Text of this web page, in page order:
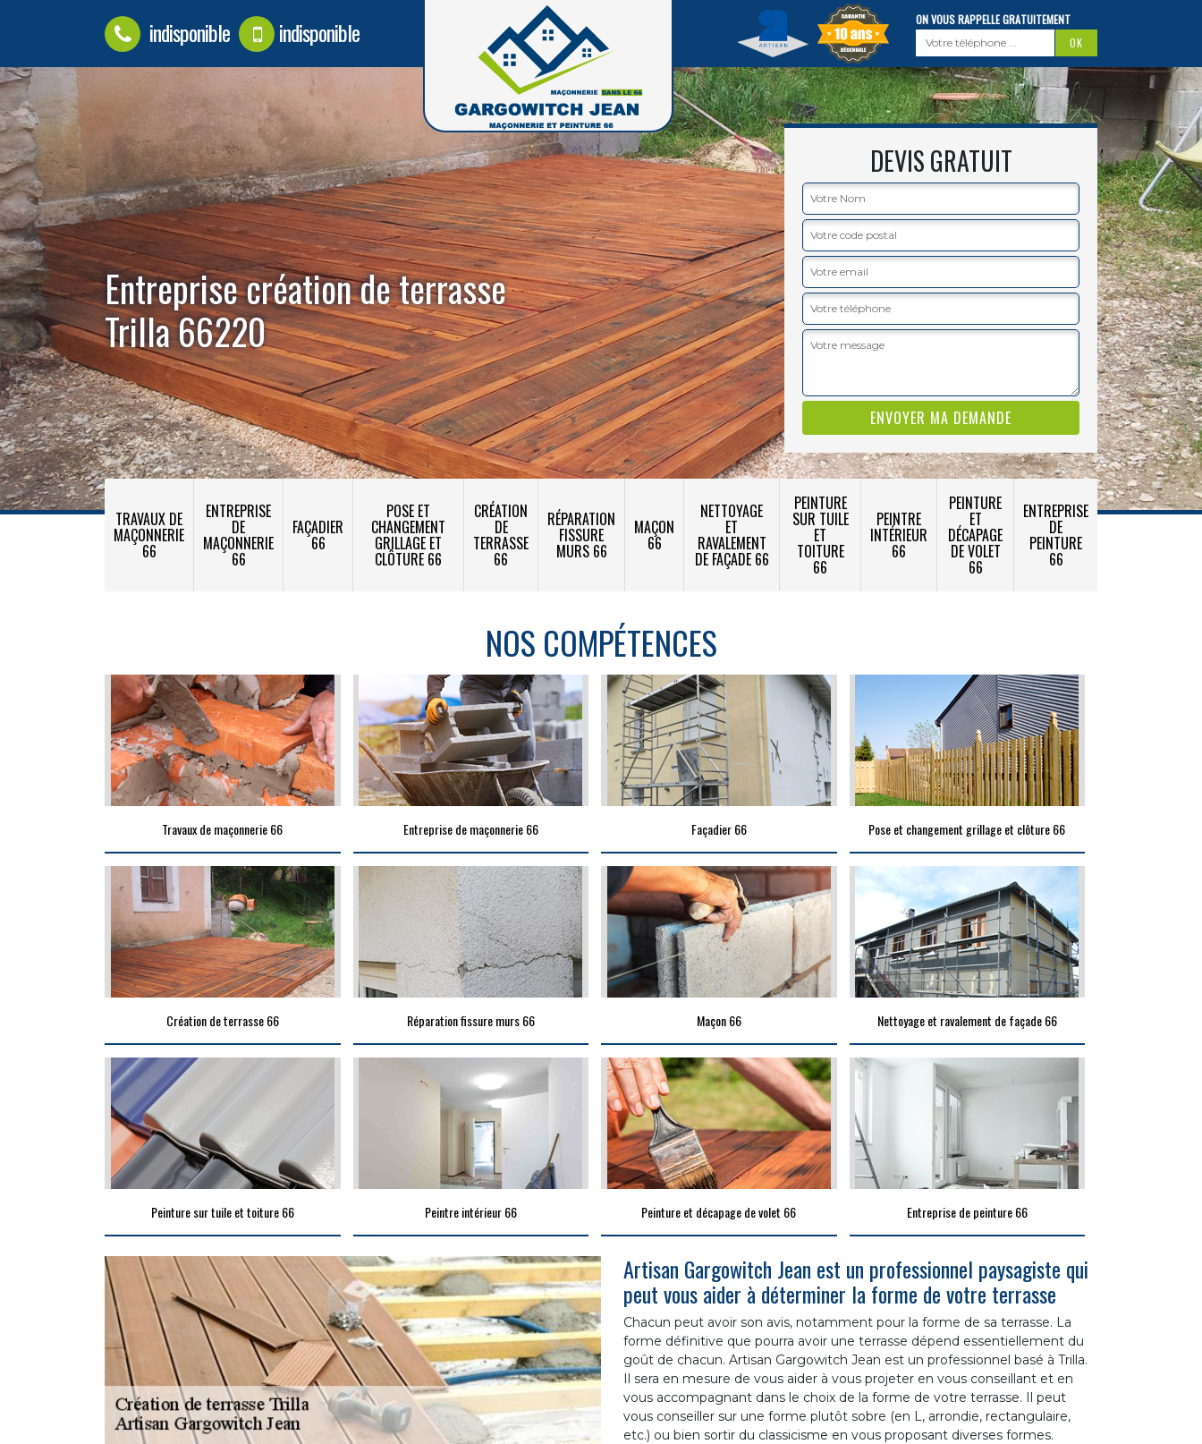
indisponible indisponible ON VOUS RAPPELLE GRATUITEMENT
Entreprise création de terrasse
Trilla 66220
DEVIS GRATUIT
TRAVAUX DE
MAÇONNERIE
66
ENTREPRISE
DE
MAÇONNERIE
66
FAÇADIER
66
POSE ET
CHANGEMENT
GRILLAGE ET
CLÔTURE 66
CRÉATION
DE
TERRASSE
66
RÉPARATION
FISSURE
MURS 66
MAÇON
66
NETTOYAGE
ET
RAVALEMENT
DE FAÇADE 66
PEINTURE
SUR TUILE
ET
TOITURE
66
PEINTRE
INTÉRIEUR
66
PEINTURE
ET
DÉCAPAGE
DE VOLET
66
ENTREPRISE
DE
PEINTURE
66
NOS COMPÉTENCES
Travaux de maçonnerie 66 Entreprise de maçonnerie 66 Façadier 66 Pose et changement grillage et clôture 66
Création de terrasse 66 Réparation fissure murs 66 Maçon 66 Nettoyage et ravalement de façade 66
Peinture sur tuile et toiture 66 Peintre intérieur 66 Peinture et décapage de volet 66 Entreprise de peinture 66
Artisan Gargowitch Jean est un professionnel paysagiste qui
peut vous aider à déterminer la forme de votre terrasse
Chacun peut avoir son avis, notamment pour la forme de sa terrasse. La
forme définitive que pourra avoir une terrasse dépend essentiellement du
goût de chacun. Artisan Gargowitch Jean est un professionnel basé à Trilla.
Il sera en mesure de vous aider à vous projeter en vous conseillant et en
vous accompagnant dans le choix de la forme de votre terrasse. Il peut
vous conseiller sur une forme plutôt sobre (en L, arrondie, rectangulaire,
etc.) ou bien sortir du classicisme en vous proposant diverses formes.